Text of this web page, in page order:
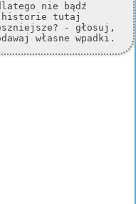
nie bądź
historie tutaj
- głosuj,
własne wpadki.